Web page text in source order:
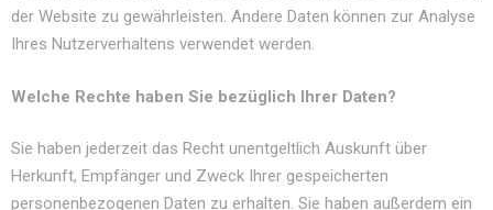
der Website zu gewährleisten. Andere Daten können zur Analyse
Ihres Nutzerverhaltens verwendet werden.
Welche Rechte haben Sie bezüglich Ihrer Daten?
Sie haben jederzeit das Recht unentgeltlich Auskunft über
Herkunft, Empfänger und Zweck Ihrer gespeicherten
personenbezogenen Daten zu erhalten. Sie haben außerdem ein